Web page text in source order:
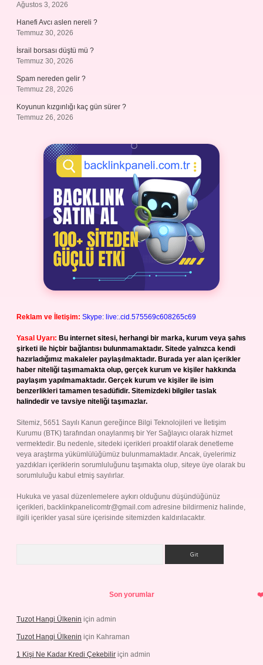
Ağustos 3, 2026
Hanefi Avcı aslen nereli ?
Temmuz 30, 2026
İsrail borsası düştü mü ?
Temmuz 30, 2026
Spam nereden gelir ?
Temmuz 28, 2026
Koyunun kızgınlığı kaç gün sürer ?
Temmuz 26, 2026
Reklam ve İletişim: Skype: live:.cid.575569c608265c69
Yasal Uyarı: Bu internet sitesi, herhangi bir marka, kurum veya şahıs
şirketi ile hiçbir bağlantısı bulunmamaktadır. Sitede yalnızca kendi
hazırladığımız makaleler paylaşılmaktadır. Burada yer alan içerikler
haber niteliği taşımamakta olup, gerçek kurum ve kişiler hakkında
paylaşım yapılmamaktadır. Gerçek kurum ve kişiler ile isim
benzerlikleri tamamen tesadüfidir. Sitemizdeki bilgiler taslak
halindedir ve tavsiye niteliği taşımazlar.
Sitemiz, 5651 Sayılı Kanun gereğince Bilgi Teknolojileri ve İletişim
Kurumu (BTK) tarafından onaylanmış bir Yer Sağlayıcı olarak hizmet
vermektedir. Bu nedenle, sitedeki içerikleri proaktif olarak denetleme
veya araştırma yükümlülüğümüz bulunmamaktadır. Ancak, üyelerimiz
yazdıkları içeriklerin sorumluluğunu taşımakta olup, siteye üye olarak bu
sorumluluğu kabul etmiş sayılırlar.
Hukuka ve yasal düzenlemelere aykırı olduğunu düşündüğünüz
içerikleri, backlinkpanelicomtr@gmail.com adresine bildirmeniz halinde,
ilgili içerikler yasal süre içerisinde sitemizden kaldırılacaktır.
Son yorumlar
Tuzot Hangi Ülkenin için admin
Tuzot Hangi Ülkenin için Kahraman
1 Kişi Ne Kadar Kredi Çekebilir için admin